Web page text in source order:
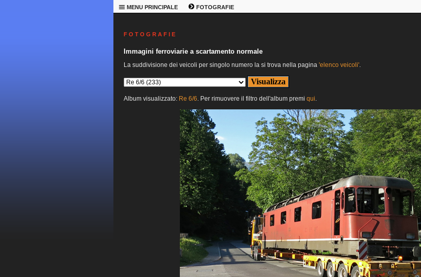
MENU PRINCIPALE FOTOGRAFIE
F O T O G R A F I E
Immagini ferroviarie a scartamento normale
La suddivisione dei veicoli per singolo numero la si trova nella pagina 'elenco veicoli'.
Album visualizzato: Re 6/6. Per rimuovere il filtro dell'album premi qui.